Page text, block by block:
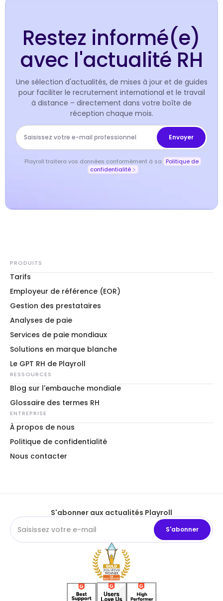
Restez informé(e)
avec l'actualité RH
Une sélection d'actualités, de mises à jour et de guides
pour faciliter le recrutement international et le travail
à distance – directement dans votre boîte de
réception chaque mois.
Playroll traitera vos données conformément à sa
Politique de
confidentialité
PRODUITS
Tarifs
Employeur de référence (EOR)
Gestion des prestataires
Analyses de paie
Services de paie mondiaux
Solutions en marque blanche
Le GPT RH de Playroll
RESSOURCES
Blog sur l'embauche mondiale
Glossaire des termes RH
ENTREPRISE
À propos de nous
Politique de confidentialité
Nous contacter
S'abonner aux actualités Playroll